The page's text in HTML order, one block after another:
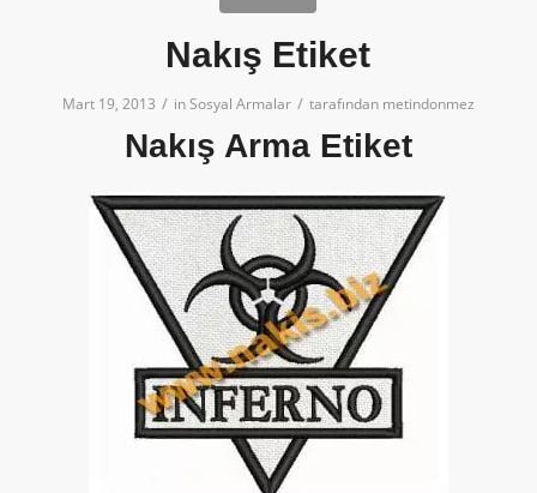
Nakış Etiket
Mart 19, 2013 / inSosyal Armalar / tarafından metindonmez
Nakış Arma Etiket